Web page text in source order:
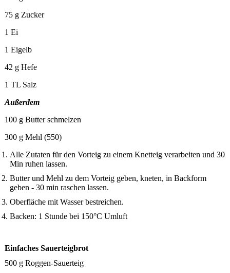
75 g Zucker
1 Ei
1 Eigelb
42 g Hefe
1 TL Salz
Außerdem
100 g Butter schmelzen
300 g Mehl (550)
Alle Zutaten für den Vorteig zu einem Knetteig verarbeiten und 30
Min ruhen lassen.
Butter und Mehl zu dem Vorteig geben, kneten, in Backform
geben - 30 min raschen lassen.
Oberfläche mit Wasser bestreichen.
Backen: 1 Stunde bei 150°C Umluft
Einfaches Sauerteigbrot
500 g Roggen-Sauerteig